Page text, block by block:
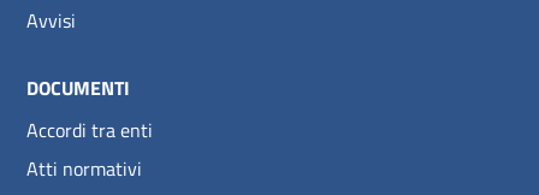
Avvisi
DOCUMENTI
Accordi tra enti
Atti normativi